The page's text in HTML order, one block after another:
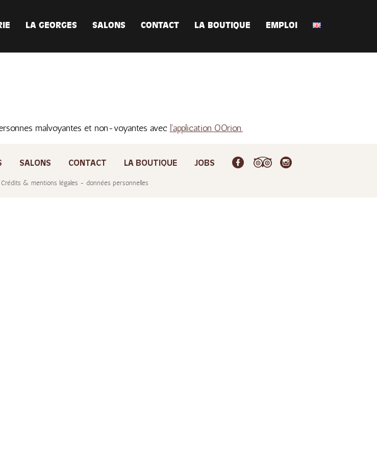
LA GEORGES SALONS CONTACT LA BOUTIQUE EMPLOI
malvoyantes et non-voyantes avec l'application OOrion.
SALONS CONTACT LA BOUTIQUE JOBS
& mentions légales - données personnelles